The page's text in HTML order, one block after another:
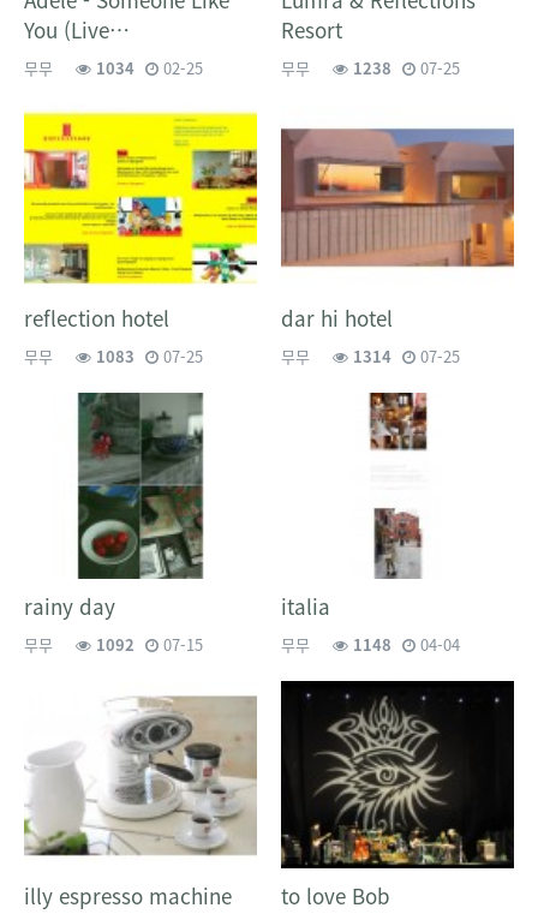
You (Live…
무무 1034 02-25
Resort
무무 1238 07-25
reflection hotel
무무 1083 07-25
dar hi hotel
무무 1314 07-25
rainy day
무무 1092 07-15
italia
무무 1148 04-04
illy espresso machine to love Bob